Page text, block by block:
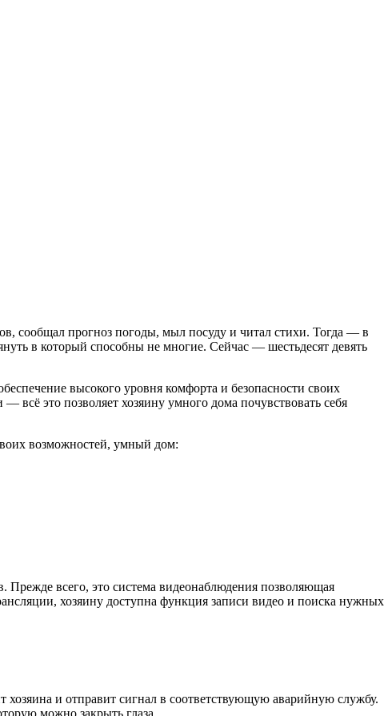
сообщал прогноз погоды, мыл посуду и читал стихи. Тогда — в
в который способны не многие. Сейчас — шестьдесят девять
высокого уровня комфорта и безопасности своих
всё это позволяет хозяину умного дома почувствовать себя
возможностей, умный дом:
Прежде всего, это система видеонаблюдения позволяющая
хозяину доступна функция записи видео и поиска нужных
и отправит сигнал в соответствующую аварийную службу.
можно закрыть глаза.